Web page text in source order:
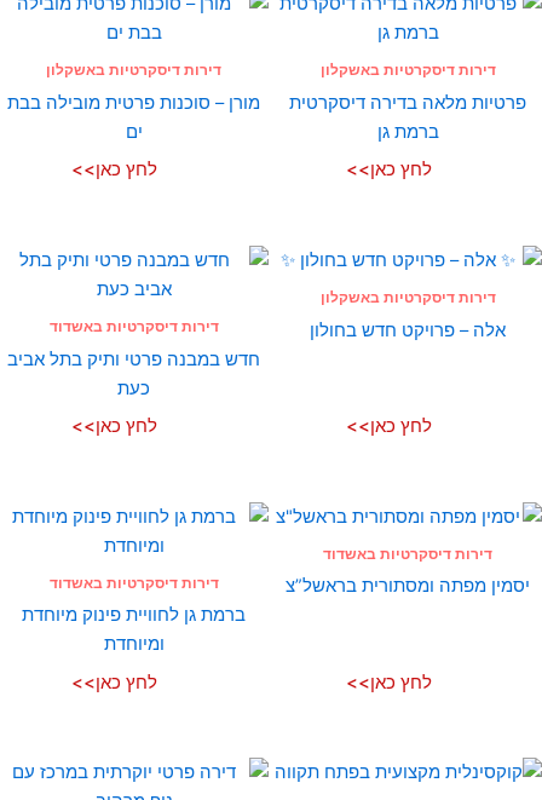
דירות דיסקרטיות באשקלון
פרטיות מלאה בדירה דיסקרטית
ברמת גן
לחץ כאן>>
דירות דיסקרטיות באשקלון
מורן – סוכנות פרטית מובילה בבת
ים
לחץ כאן>>
דירות דיסקרטיות באשקלון
אלה – פרויקט חדש בחולון
לחץ כאן>>
דירות דיסקרטיות באשדוד
חדש במבנה פרטי ותיק בתל אביב
כעת
לחץ כאן>>
דירות דיסקרטיות באשדוד
יסמין מפתה ומסתורית בראשל”צ
לחץ כאן>>
דירות דיסקרטיות באשדוד
ברמת גן לחוויית פינוק מיוחדת
ומיוחדת
לחץ כאן>>